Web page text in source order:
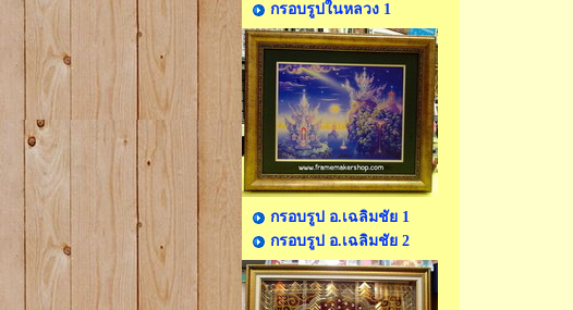
กรอบรูปในหลวง 1
กรอบรูป อ.เฉลิมชัย 1
กรอบรูป อ.เฉลิมชัย 2